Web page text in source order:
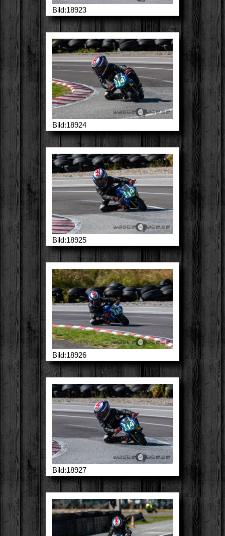
Bild:18923
Bild:18924
Bild:18925
Bild:18926
Bild:18927